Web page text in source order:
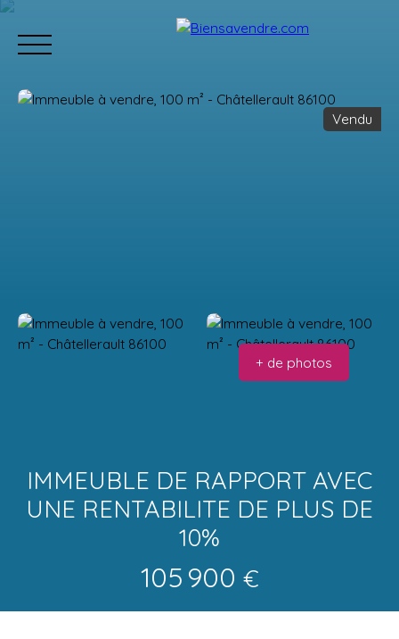
Vendu
+ de photos
IMMEUBLE DE RAPPORT AVEC
UNE RENTABILITE DE PLUS DE
10%
105 900 €